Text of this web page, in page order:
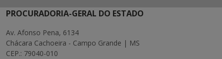
PROCURADORIA-GERAL DO ESTADO
Av. Afonso Pena, 6134
Chácara Cachoeira - Campo Grande | MS
CEP.: 79040-010